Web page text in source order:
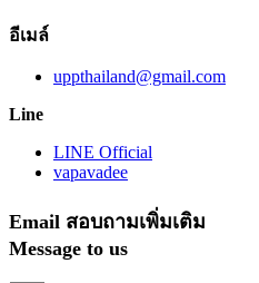
อีเมล์
uppthailand@gmail.com
Line
LINE Official
vapavadee
Email สอบถามเพิ่มเติม
Message to us